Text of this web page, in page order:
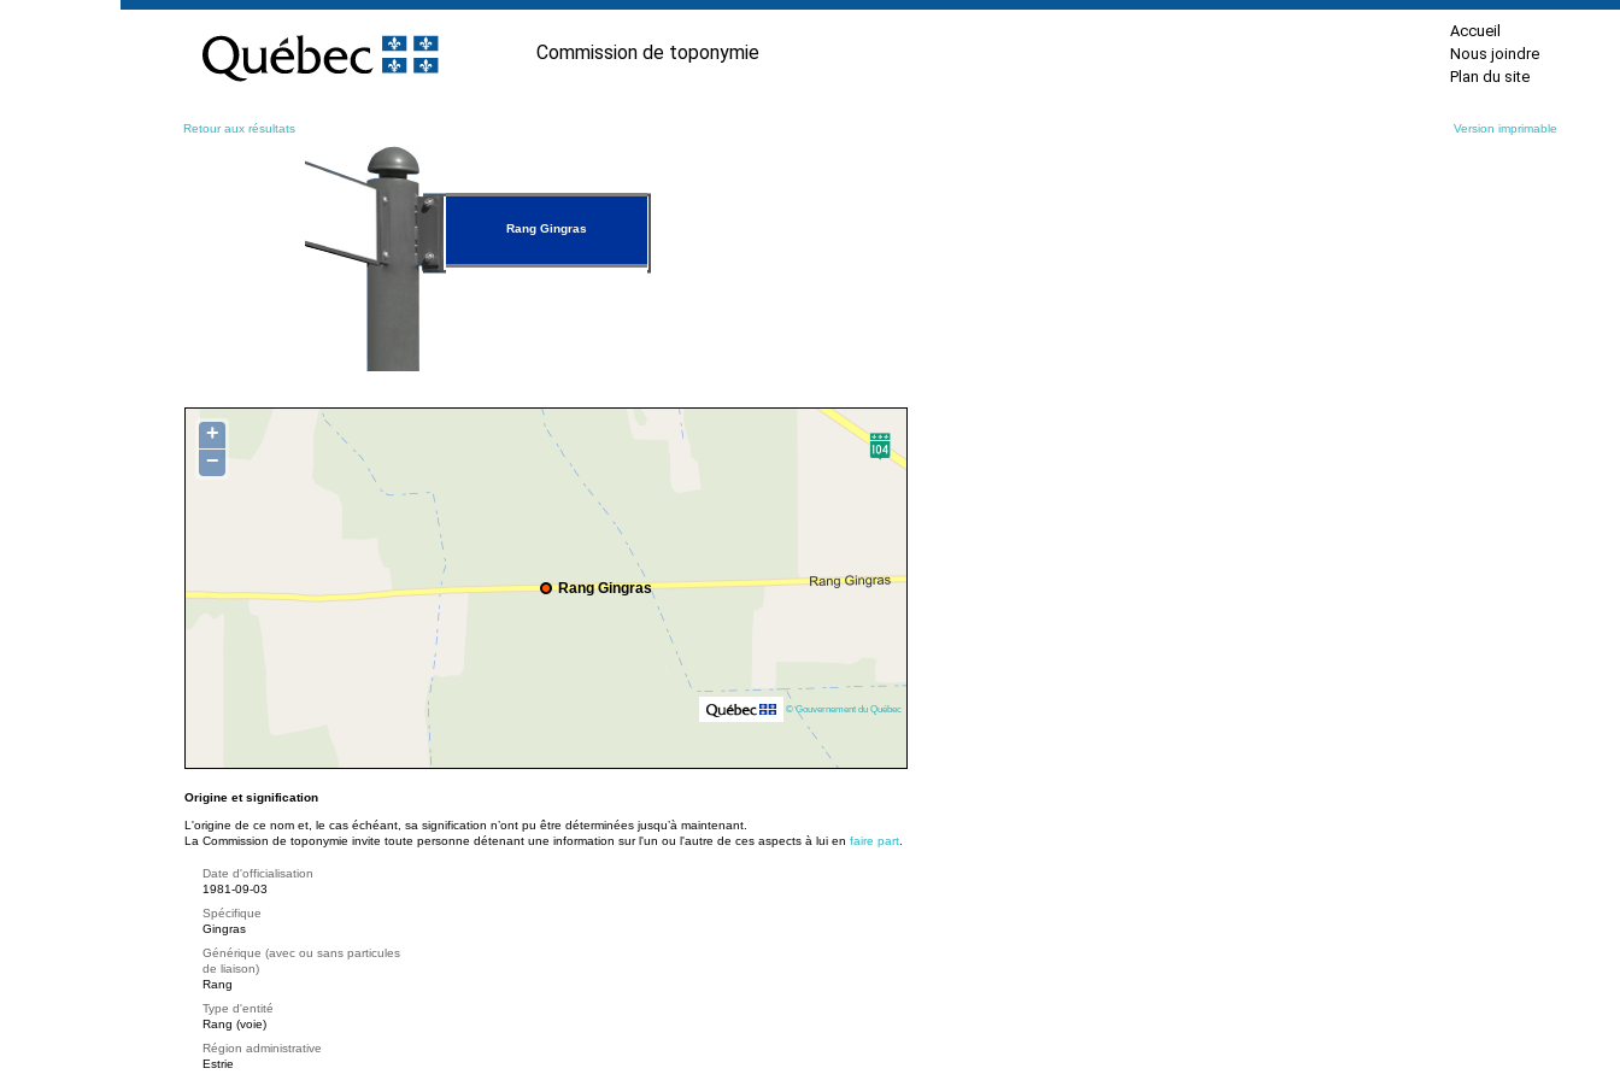
contenu
Commission de toponymie
Accueil
Nous joindre
Plan du site
Retour aux résultats Version imprimable
Rang Gingras
Rang Gingras
+
−
© Gouvernement du Québec
Origine et signification
L'origine de ce nom et, le cas échéant, sa signification n’ont pu être déterminées jusqu’à maintenant.
La Commission de toponymie invite toute personne détenant une information sur l'un ou l'autre de ces aspects à lui en faire part
Date d'officialisation
1981-09-03
Spécifique
Gingras
Générique (avec ou sans particules
de liaison)
Rang
Type d'entité
Rang (voie)
Région administrative
Estrie